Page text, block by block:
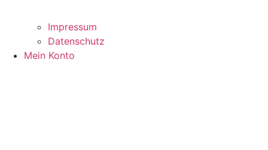
Impressum
Datenschutz
Mein Konto